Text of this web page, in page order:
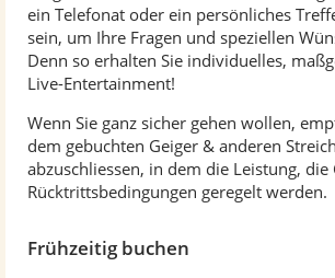
ein Telefonat oder ein persönliches
sein, um Ihre Fragen und speziellen
Denn so erhalten Sie individuelles,
Live-Entertainment!
Wenn Sie ganz sicher gehen wollen,
dem gebuchten Geiger & anderen
abzuschliessen, in dem die Leistung, die
Rücktrittsbedingungen geregelt werden.
Frühzeitig buchen